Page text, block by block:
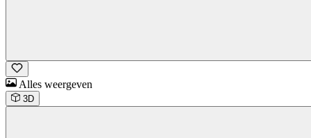
Alles weergeven
3D